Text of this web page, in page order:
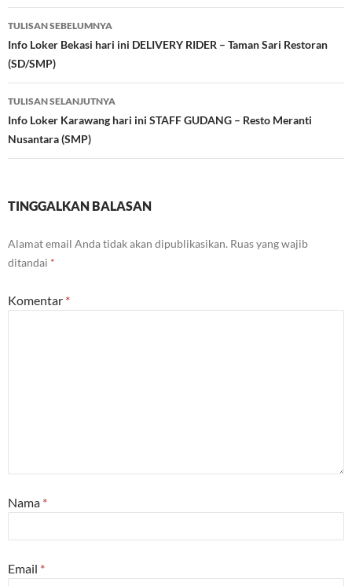
Navigasi
Tulisan
TULISAN SEBELUMNYA
Info Loker Bekasi hari ini DELIVERY RIDER – Taman Sari Restoran
(SD/SMP)
TULISAN SELANJUTNYA
Info Loker Karawang hari ini STAFF GUDANG – Resto Meranti
Nusantara (SMP)
TINGGALKAN BALASAN
Alamat email Anda tidak akan dipublikasikan. Ruas yang wajib
ditandai *
Komentar *
Nama *
Email *